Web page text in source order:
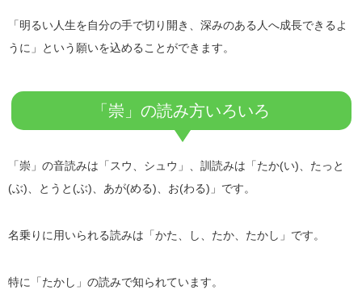
「明るい人生を自分の手で切り開き、深みのある人へ成長できるよ
うに」という願いを込めることができます。
「崇」の読み方いろいろ
「崇」の音読みは「スウ、シュウ」、訓読みは「たか(い)、たっと
(ぶ)、とうと(ぶ)、あが(める)、お(わる)」です。
名乗りに用いられる読みは「かた、し、たか、たかし」です。
特に「たかし」の読みで知られています。